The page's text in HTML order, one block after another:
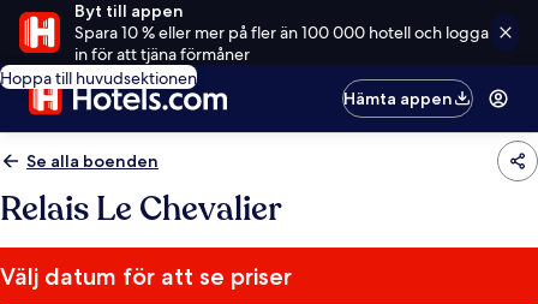
Byt till appen
Spara 10 % eller mer på fler än 100 000 hotell och logga
in för att tjäna förmåner
Hoppa till huvudsektionen
Hämta appen
Se alla boenden
Relais Le Chevalier
Välj datum för att se priser